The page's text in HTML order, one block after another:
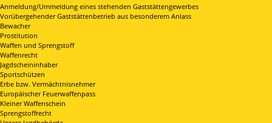
Anmeldung/Ummeldung eines stehenden Gaststättengewerbes
Vorübergehender Gaststättenbetrieb aus besonderem Anlass
Bewacher
Prostitution
Waffen und Sprengstoff
Waffenrecht
Jagdscheininhaber
Sportschützen
Erbe bzw. Vermächtnisnehmer
Europäischer Feuerwaffenpass
Kleiner Waffenschein
Sprengstoffrecht